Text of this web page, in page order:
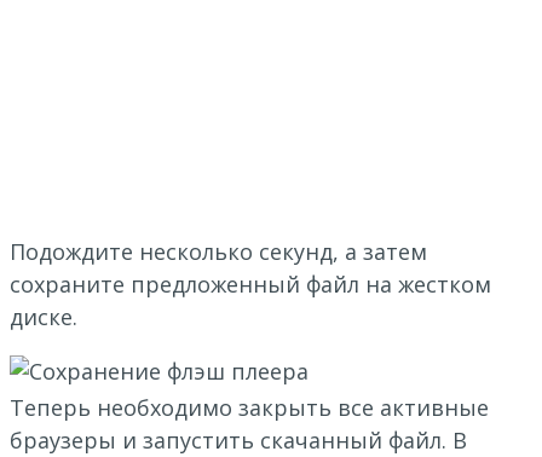
Подождите несколько секунд, а затем
сохраните предложенный файл на жестком
диске.
Теперь необходимо закрыть все активные
браузеры и запустить скачанный файл. В